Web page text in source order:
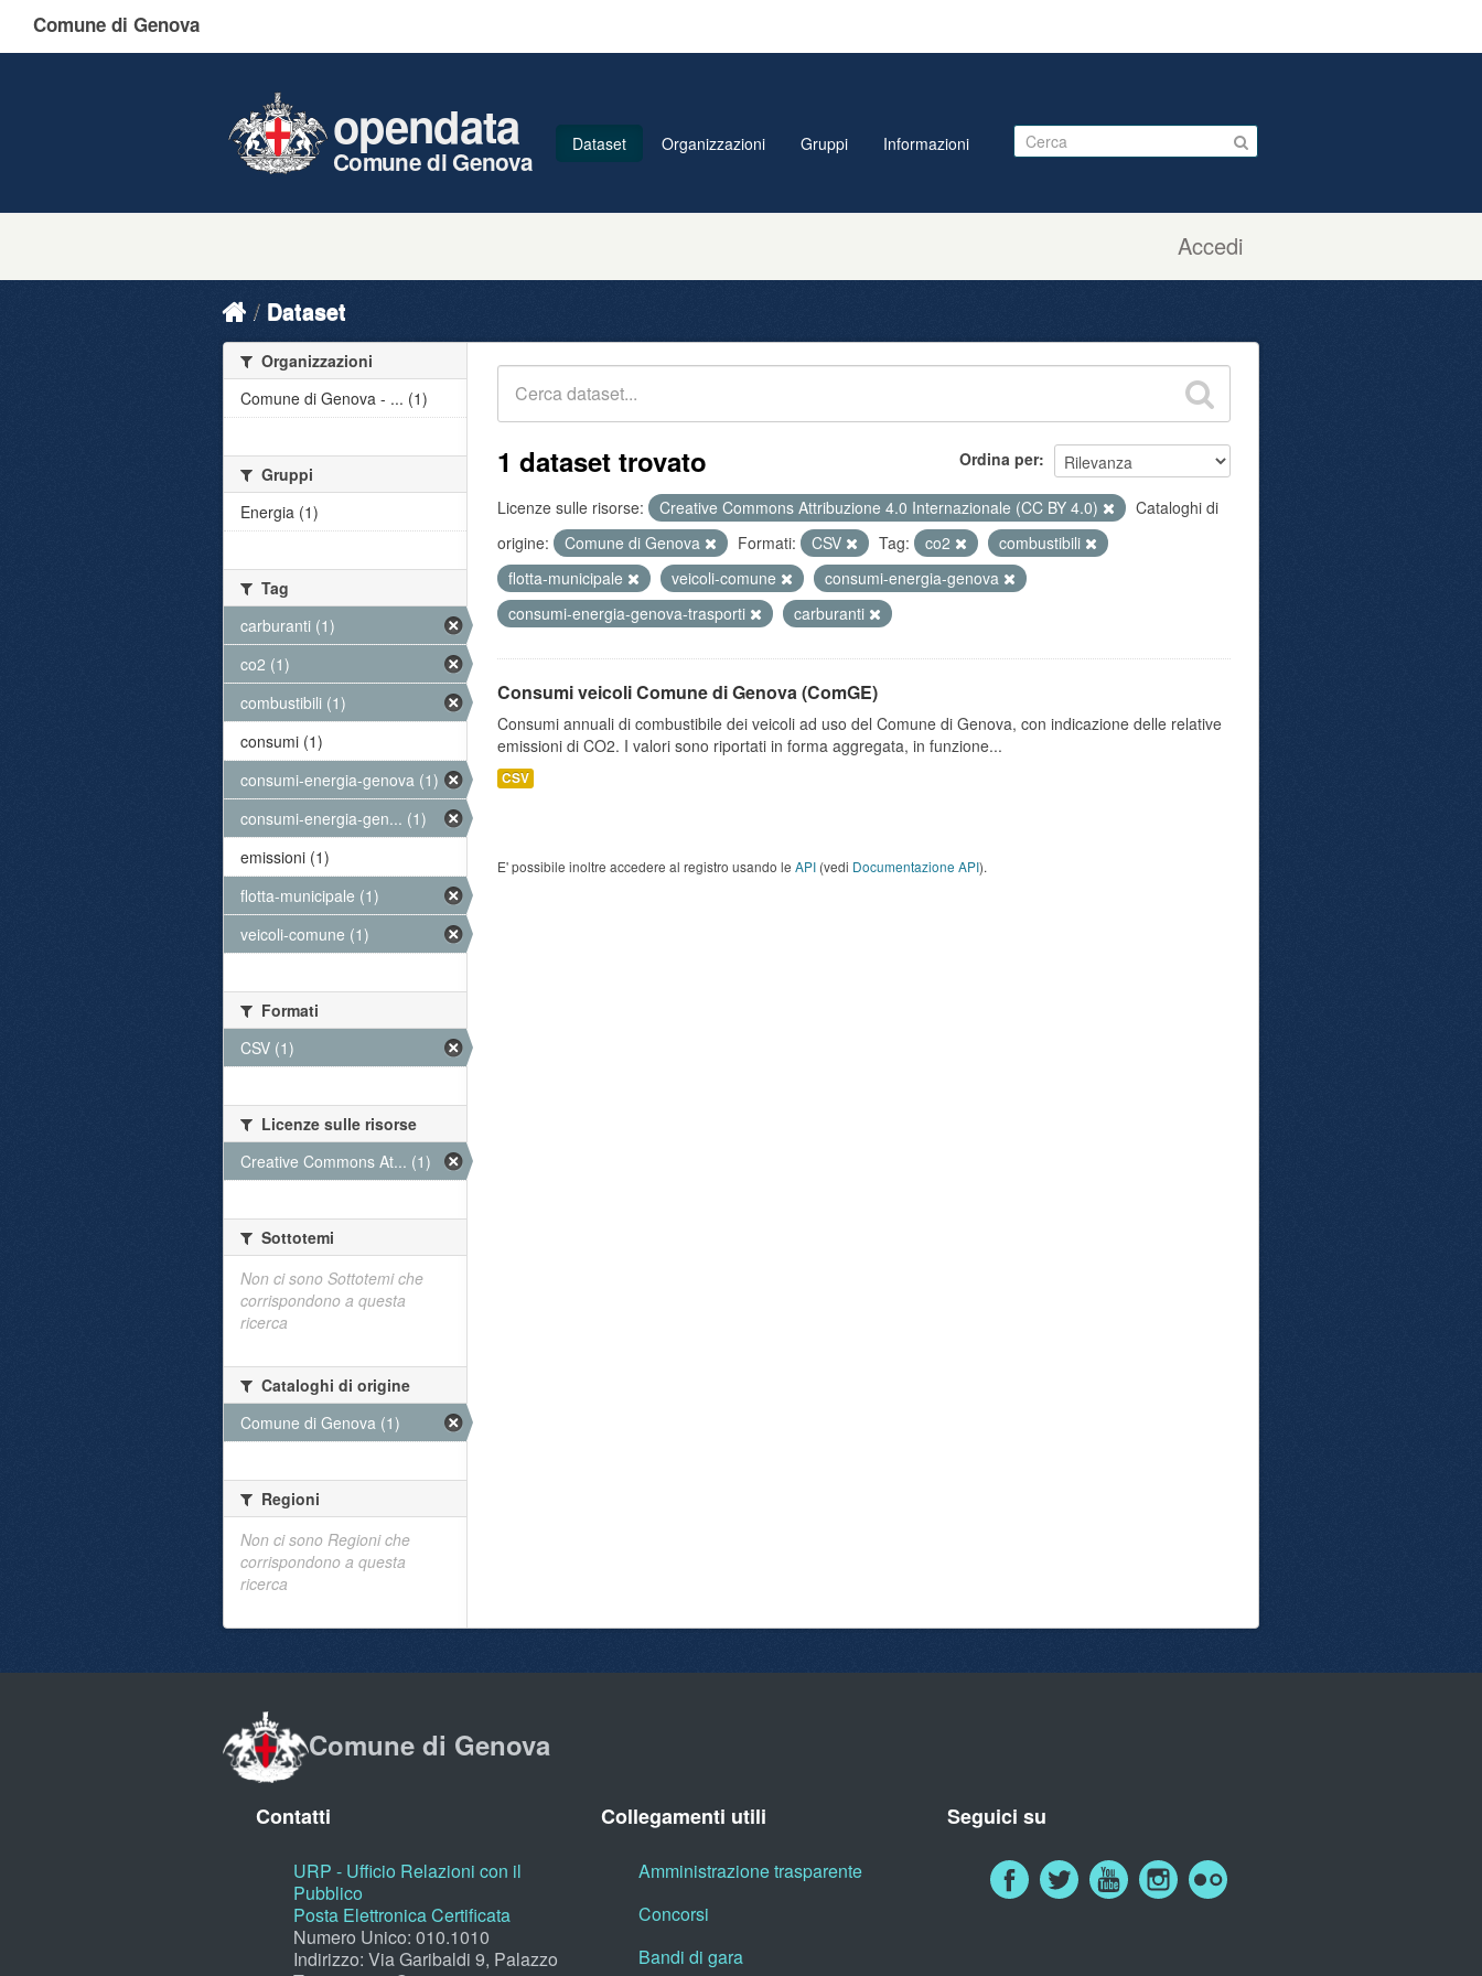
Comune di Genova
Accedi
opendata
Comune di Genova
Dataset Organizzazioni Gruppi Informazioni
Dataset
Ordina per
1 dataset trovato
Licenze sulle risorse: Creative Commons Attribuzione 4.0 Internazionale (CC BY 4.0)
Cataloghi di
origine:
Comune di Genova Formati: CSV Tag: co2
combustibili
flotta-municipale
veicoli-comune
consumi-energia-genova
consumi-energia-genova-trasporti
carburanti
Consumi veicoli Comune di Genova (ComGE)
Consumi annuali di combustibile dei veicoli ad uso del Comune di Genova, con indicazione delle relative
emissioni di CO2. I valori sono riportati in forma aggregata, in funzione...
CSV
E' possibile inoltre accedere al registro usando le API (vedi Documentazione API).
Organizzazioni
Comune di Genova - ... (1)
Gruppi
Energia (1)
Tag
carburanti (1)
co2 (1)
combustibili (1)
consumi (1)
consumi-energia-genova (1)
consumi-energia-gen... (1)
emissioni (1)
flotta-municipale (1)
veicoli-comune (1)
Formati
CSV (1)
Licenze sulle risorse
Creative Commons At... (1)
Sottotemi
Non ci sono Sottotemi che
corrispondono a questa
ricerca
Cataloghi di origine
Comune di Genova (1)
Regioni
Non ci sono Regioni che
corrispondono a questa
ricerca
Comune di Genova
Contatti
URP - Ufficio Relazioni con il
Pubblico
Posta Elettronica Certificata
Numero Unico: 010.1010
Indirizzo: Via Garibaldi 9, Palazzo
Collegamenti utili
Amministrazione trasparente
Concorsi
Bandi di gara
Seguici su